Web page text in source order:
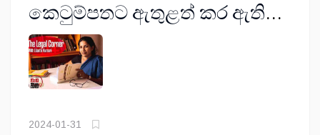
කෙටුම්පතට ඇතුළත් කර ඇති
පනත් සහ වෘත්තීය සමිති පිළිබඳ
විධිවිධාන සැකසී ඇති ආකාරය
2024-01-31